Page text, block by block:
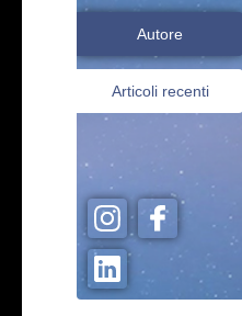
Autore
Articoli recenti